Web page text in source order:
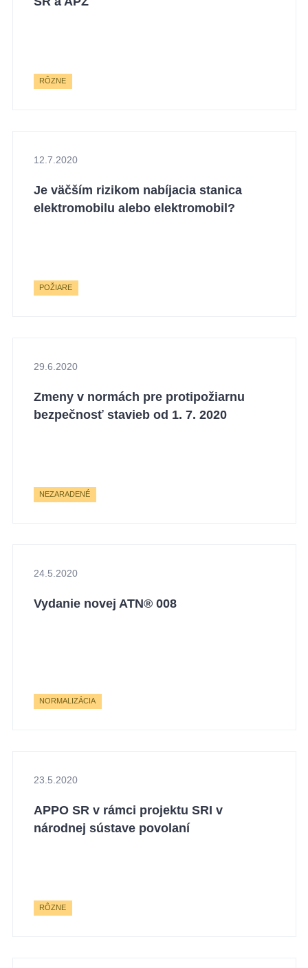
RÔZNE
12.7.2020
Je väčším rizikom nabíjacia stanica
elektromobilu alebo elektromobil?
POŽIARE
29.6.2020
Zmeny v normách pre protipožiarnu
bezpečnosť stavieb od 1. 7. 2020
NEZARADENÉ
24.5.2020
Vydanie novej ATN® 008
NORMALIZÁCIA
23.5.2020
APPO SR v rámci projektu SRI v
národnej sústave povolaní
RÔZNE